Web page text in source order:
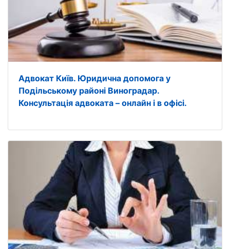
Адвокат Київ. Юридична допомога у
Подільському районі Виноградар.
Консультація адвоката – онлайн і в офісі.